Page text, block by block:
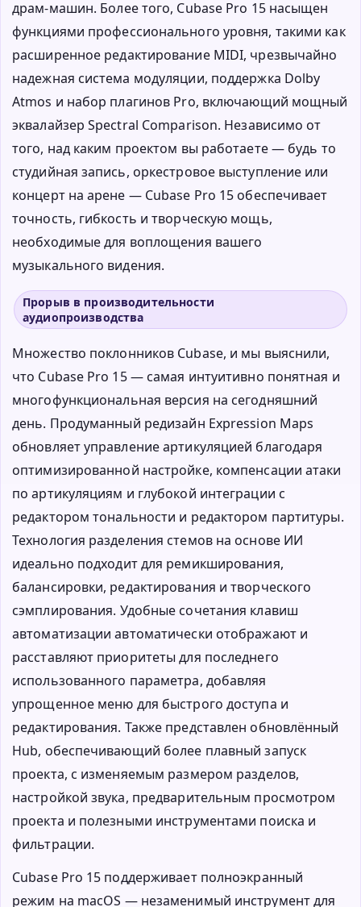
драм-машин. Более того, Cubase Pro 15 насыщен
функциями профессионального уровня, такими как
расширенное редактирование MIDI, чрезвычайно
надежная система модуляции, поддержка Dolby
Atmos и набор плагинов Pro, включающий мощный
эквалайзер Spectral Comparison. Независимо от
того, над каким проектом вы работаете — будь то
студийная запись, оркестровое выступление или
концерт на арене — Cubase Pro 15 обеспечивает
точность, гибкость и творческую мощь,
необходимые для воплощения вашего
музыкального видения.
Прорыв в производительности
аудиопроизводства
Множество поклонников Cubase, и мы выяснили,
что Cubase Pro 15 — самая интуитивно понятная и
многофункциональная версия на сегодняшний
день. Продуманный редизайн Expression Maps
обновляет управление артикуляцией благодаря
оптимизированной настройке, компенсации атаки
по артикуляциям и глубокой интеграции с
редактором тональности и редактором партитуры.
Технология разделения стемов на основе ИИ
идеально подходит для ремикширования,
балансировки, редактирования и творческого
сэмплирования. Удобные сочетания клавиш
автоматизации автоматически отображают и
расставляют приоритеты для последнего
использованного параметра, добавляя
упрощенное меню для быстрого доступа и
редактирования. Также представлен обновлённый
Hub, обеспечивающий более плавный запуск
проекта, с изменяемым размером разделов,
настройкой звука, предварительным просмотром
проекта и полезными инструментами поиска и
фильтрации.
Cubase Pro 15 поддерживает полноэкранный
режим на macOS — незаменимый инструмент для